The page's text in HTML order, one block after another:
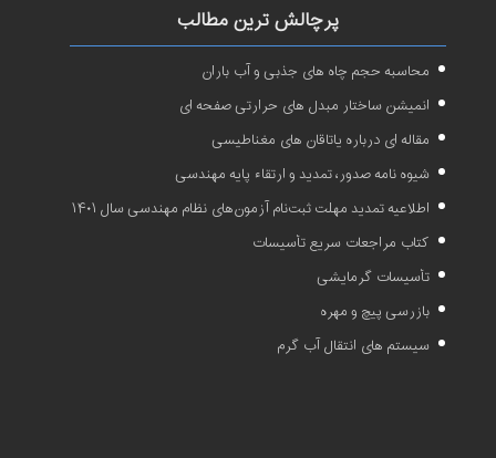
پرچالش ترین مطالب
محاسبه حجم چاه های جذبی و آب باران
انمیشن ساختار مبدل های حرارتی صفحه ای
مقاله ای درباره یاتاقان های مغناطیسی
شیوه نامه صدور، تمدید و ارتقاء پایه مهندسی
اطلاعیه تمدید مهلت ثبت‌نام آزمون‌های نظام مهندسی سال ۱۴۰۱
کتاب مراجعات سریع تأسیسات
تأسیسات گرمایشی
بازرسی پیچ و مهره
سیستم های انتقال آب گرم